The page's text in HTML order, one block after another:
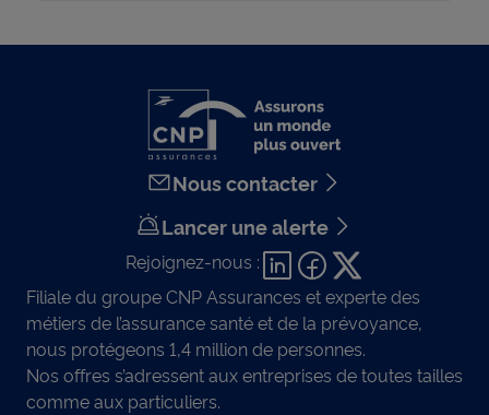
Nous contacter
Lancer une alerte
Rejoignez-nous :
Filiale du groupe CNP Assurances et experte des
métiers de l’assurance santé et de la prévoyance,
nous protégeons 1,4 million de personnes.
Nos offres s’adressent aux entreprises de toutes tailles
comme aux particuliers.